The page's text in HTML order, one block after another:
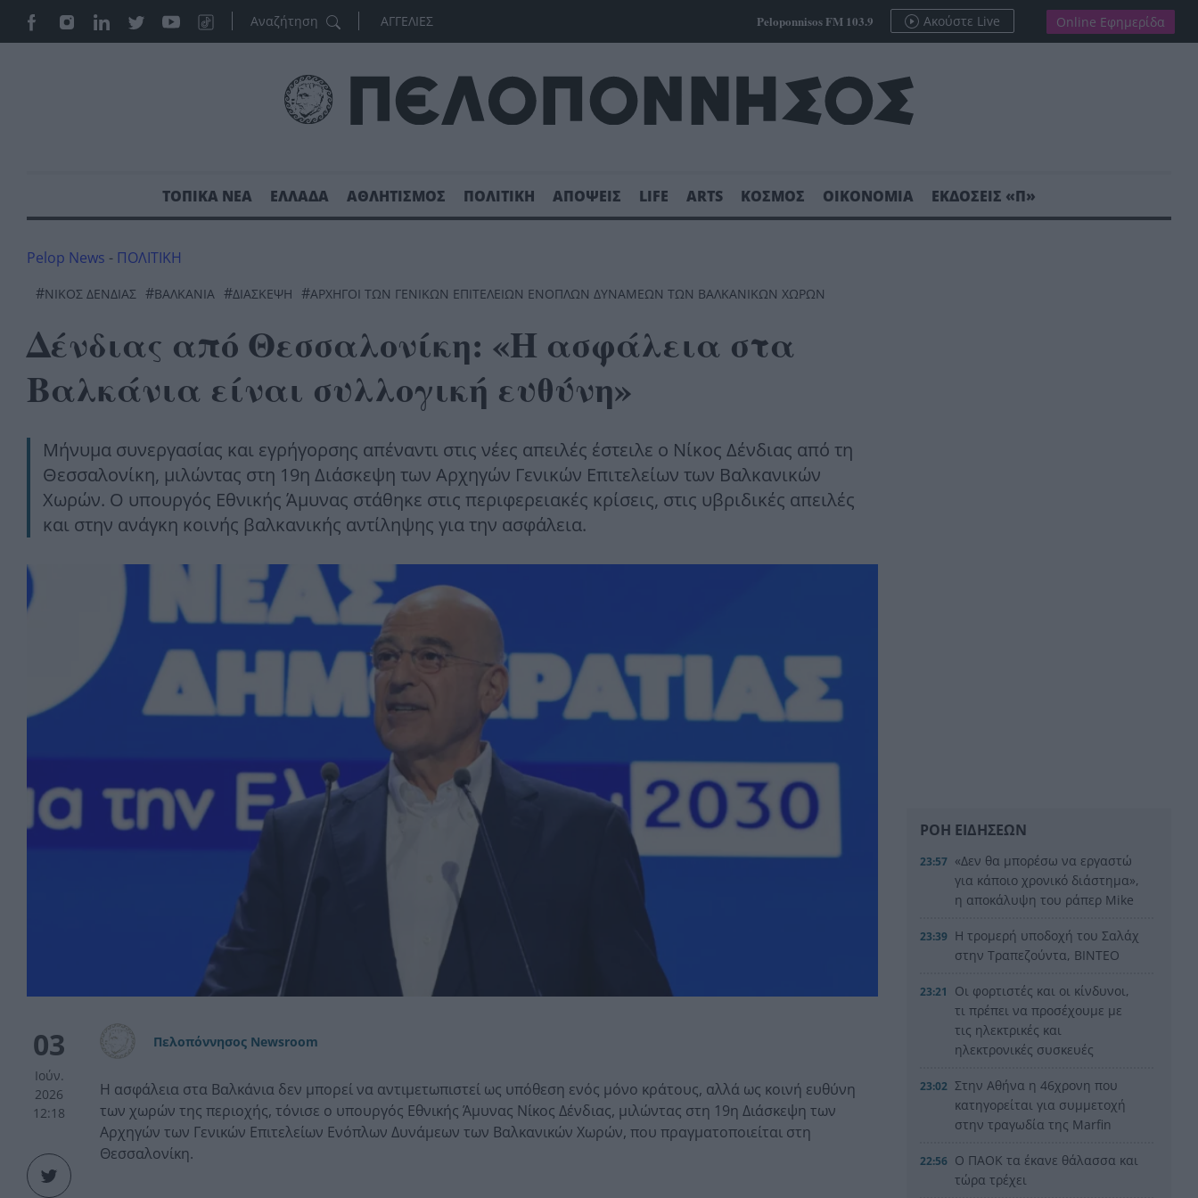
ΑΓΓΕΛΙΕΣ Peloponnisos FM 103.9 Ακούστε Live Online Εφημερίδα
ΤΟΠΙΚΑ ΝΕΑ ΕΛΛΑΔΑ ΑΘΛΗΤΙΣΜΟΣ ΠΟΛΙΤΙΚΗ ΑΠΟΨΕΙΣ LIFE ARTS ΚΟΣΜΟΣ ΟΙΚΟΝΟΜΙΑ ΕΚΔΟΣΕΙΣ «Π»
Pelop News - ΠΟΛΙΤΙΚΗ
#ΝΙΚΟΣ ΔΕΝΔΙΑΣ #ΒΑΛΚΆΝΙΑ #ΔΙΑΣΚΕΨΗ #ΑΡΧΗΓΟΙ ΤΩΝ ΓΕΝΙΚΩΝ ΕΠΙΤΕΛΕΙΩΝ ΕΝΟΠΛΩΝ ΔΥΝΑΜΕΩΝ ΤΩΝ ΒΑΛΚΑΝΙΚΩΝ ΧΩΡΩΝ
Δένδιας από Θεσσαλονίκη: «Η ασφάλεια στα
Βαλκάνια είναι συλλογική ευθύνη»
Μήνυμα συνεργασίας και εγρήγορσης απέναντι στις νέες απειλές έστειλε ο Νίκος Δένδιας από τη
Θεσσαλονίκη, μιλώντας στη 19η Διάσκεψη των Αρχηγών Γενικών Επιτελείων των Βαλκανικών
Χωρών. Ο υπουργός Εθνικής Άμυνας στάθηκε στις περιφερειακές κρίσεις, στις υβριδικές απειλές
και στην ανάγκη κοινής βαλκανικής αντίληψης για την ασφάλεια.
03
Ιούν.
2026
12:18
Πελοπόννησος Newsroom
Η ασφάλεια στα Βαλκάνια δεν μπορεί να αντιμετωπιστεί ως υπόθεση ενός μόνο κράτους, αλλά ως κοινή ευθύνη
των χωρών της περιοχής, τόνισε ο υπουργός Εθνικής Άμυνας Νίκος Δένδιας, μιλώντας στη 19η Διάσκεψη των
Αρχηγών των Γενικών Επιτελείων Ενόπλων Δυνάμεων των Βαλκανικών Χωρών, που πραγματοποιείται στη
Θεσσαλονίκη.
ΡΟΗ ΕΙΔΗΣΕΩΝ
23:57 «Δεν θα μπορέσω να εργαστώ
για κάποιο χρονικό διάστημα»,
η αποκάλυψη του ράπερ Mike
23:39 Η τρομερή υποδοχή του Σαλάχ
στην Τραπεζούντα, ΒΙΝΤΕΟ
23:21
Οι φορτιστές και οι κίνδυνοι,
τι πρέπει να προσέχουμε με
τις ηλεκτρικές και
ηλεκτρονικές συσκευές
23:02 Στην Αθήνα η 46χρονη που
κατηγορείται για συμμετοχή
στην τραγωδία της Marfin
22:56 Ο ΠΑΟΚ τα έκανε θάλασσα και
τώρα τρέχει